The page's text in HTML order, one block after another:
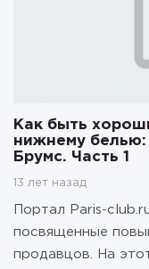
Как быть
нижнему белью:
Брумс. Часть 1
13 лет назад
Портал Paris-
посвященные
продавцов. На